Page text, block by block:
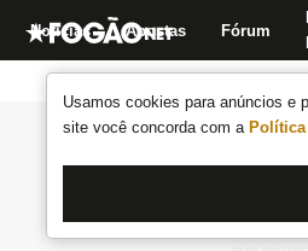
Usamos cookies para anúncios e
site você concorda com a
Notícias Apostas Fórum